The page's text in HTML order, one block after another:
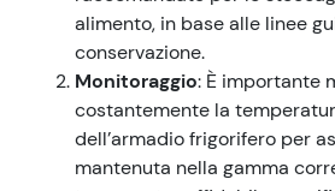
alimento, in base alle linee
conservazione.
Monitoraggio: È importante
costantemente la
dell’armadio frigorifero per
mantenuta nella gamma